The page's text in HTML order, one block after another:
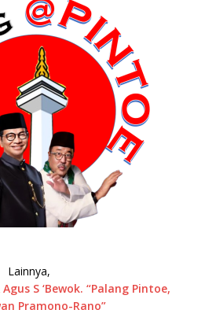
Lainnya,
S ‘Bewok. “Palang Pintoe,
Pramono-Rano”